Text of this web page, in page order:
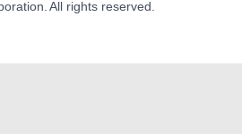
All rights reserved.